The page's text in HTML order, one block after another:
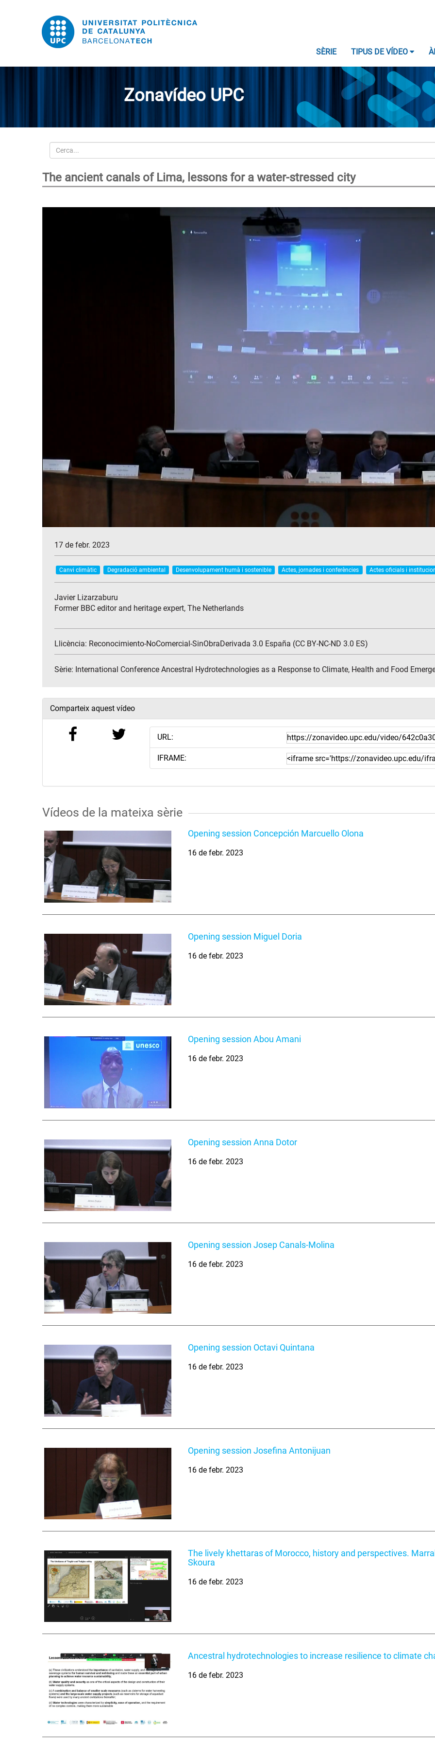
SÈRIE TIPUS DE VÍDEO
Zonavídeo UPC
Cerca
The ancient canals of Lima, lessons for a water-stressed city
17 de febr. 2023
Canvi climàtic Degradació ambiental Desenvolupament humà i sostenible Actes, jornades i conferències Actes oficials i
Javier Lizarzaburu
Former BBC editor and heritage expert, The Netherlands
Llicència: Reconocimiento-NoComercial-SinObraDerivada 3.0 España (CC BY-NC-ND 3.0 ES)
Sèrie: International Conference Ancestral Hydrotechnologies as a Response to Climate, Health and Food
Comparteix aquest vídeo
URL:
IFRAME:
Vídeos de la mateixa sèrie
Opening session Concepción Marcuello Olona
16 de febr. 2023
Opening session Miguel Doria
16 de febr. 2023
Opening session Abou Amani
16 de febr. 2023
Opening session Anna Dotor
16 de febr. 2023
Opening session Josep Canals-Molina
16 de febr. 2023
Opening session Octavi Quintana
16 de febr. 2023
Opening session Josefina Antonijuan
16 de febr. 2023
The lively khettaras of Morocco, history and perspectives.
Skoura
16 de febr. 2023
Ancestral hydrotechnologies to increase resilience to climate
16 de febr. 2023